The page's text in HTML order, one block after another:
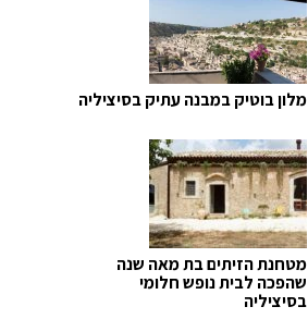
מלון בוטיק במבנה עתיק בסיציליה
מטחנת הזיתים בת מאה שנה
שהפכה לבית נופש חלומי
בסיציליה